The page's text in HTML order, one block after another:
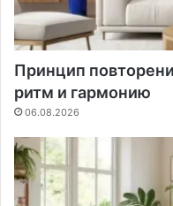
Принцип
ритм и гармонию
06.08.2026